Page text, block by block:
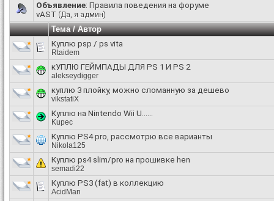
Объявление: Правила поведения на форуме
vAST (Да, я админ)
Тема/Автор
Куплю psp / ps vita
Rtaidem
кУПЛЮ ГЕЙМПАДЫ ДЛЯ PS 1 И PS 2
alekseydigger
куплю 3 плойку, можно сломанную за дешево
vikstatiX
Куплю на Nintendo Wii U......
Kupec
Куплю PS4 pro, рассмотрю все варианты
Nikola125
Куплю ps4 slim/pro на прошивке hen
semadi22
Куплю PS3 (fat) в коллекцию
AcidMan